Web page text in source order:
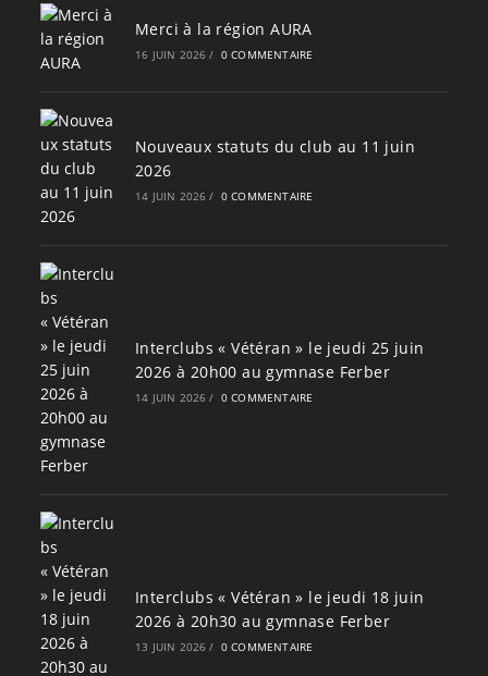
Merci à la région AURA
16 JUIN 2026 / 0 COMMENTAIRE
Nouveaux statuts du club au 11 juin
2026
14 JUIN 2026 / 0 COMMENTAIRE
Interclubs « Vétéran » le jeudi 25 juin
2026 à 20h00 au gymnase Ferber
14 JUIN 2026 / 0 COMMENTAIRE
Interclubs « Vétéran » le jeudi 18 juin
2026 à 20h30 au gymnase Ferber
13 JUIN 2026 / 0 COMMENTAIRE